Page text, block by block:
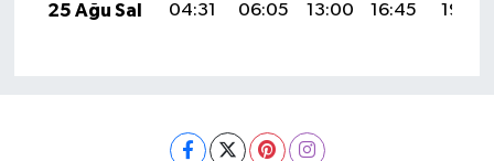
25 Ağu Sal
04:31 06:05 13:00 16:45 19:46